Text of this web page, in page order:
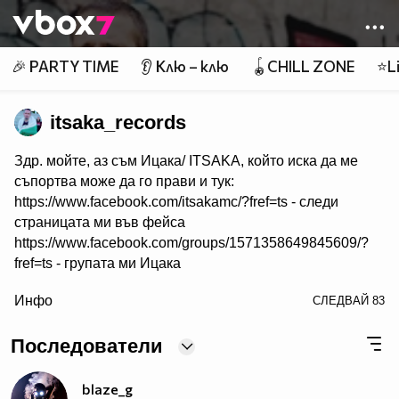
Member of
👾
🎉 PARTY TIME 👂 Клю – клю 🪀CHILL ZONE
itsaka_records
Здр. мойте, аз съм Ицака/ ITSAKA, който иска да ме
съпортва може да го прави и тук:
https://www.facebook.com/itsakamc/?fref=ts - следи
страницата ми във фейса
https://www.facebook.com/groups/1571358649845609/?
fref=ts - групата ми Ицака
https://www.youtube.com/channel/
https://soundcloud.com/itsaka84/datqamr62xdr - слушай и
Инфо СЛЕДВАЙ 83
Последователи
blaze_g